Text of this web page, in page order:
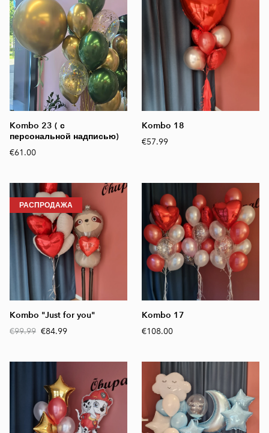
Kombo 23 ( с
персональной надписью)
€61.00
Kombo 18
€57.99
РАСПРОДАЖА
Kombo "Just for you"
€99.99 €84.99
Kombo 17
€108.00